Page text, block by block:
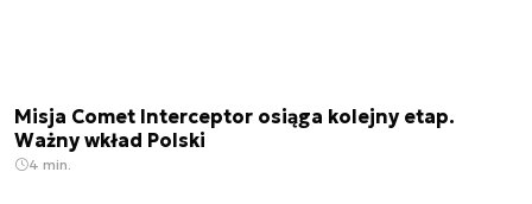
Misja Comet Interceptor osiąga kolejny etap.
Ważny wkład Polski
4 min.